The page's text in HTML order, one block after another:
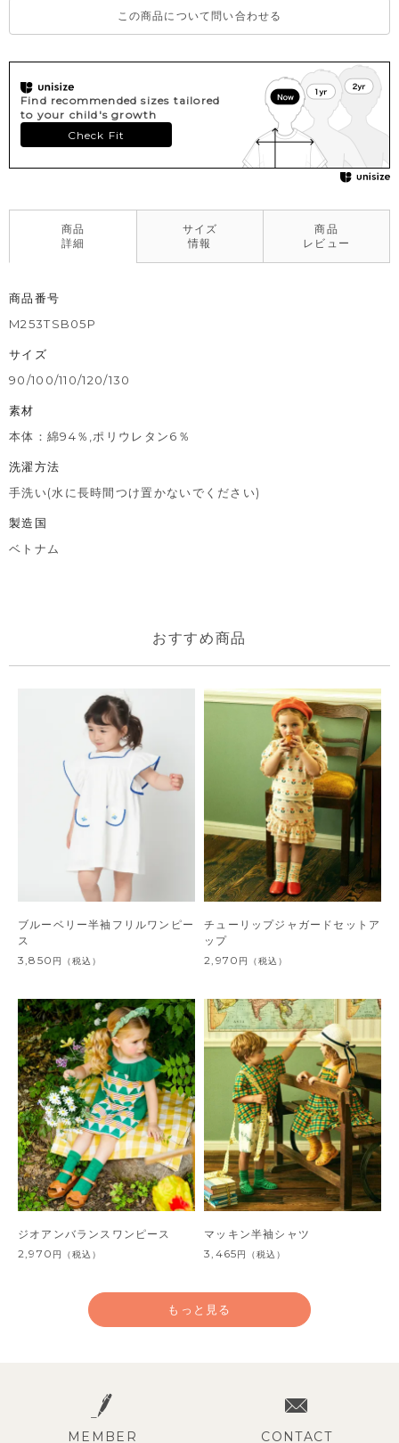
この商品について問い合わせる
Find recommended sizes tailored
to your child's growth
Check Fit
商品
詳細
サイズ
情報
商品
レビュー
商品番号
M253TSB05P
サイズ
90/100/110/120/130
素材
本体：綿94％,ポリウレタン6％
洗濯方法
手洗い(水に長時間つけ置かないでください)
製造国
ベトナム
おすすめ商品
ブルーベリー半袖フリルワンピー
ス
3,850 円 （税込）
チューリップジャガードセットア
ップ
2,970 円 （税込）
ジオアンバランスワンピース
2,970 円 （税込）
マッキン半袖シャツ
3,465円 （税込）
もっと見る
MEMBER CONTACT